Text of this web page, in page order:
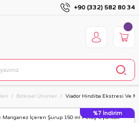
+90 (332) 582 80 34
Bitkisel Ürünler Viador Hindiba Ekstresi Ve
%7 İndirim